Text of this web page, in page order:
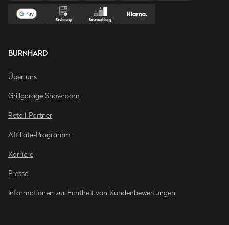
BURNHARD
Über uns
Grillgarage Showroom
Retail-Partner
Affiliate-Programm
Karriere
Presse
Informationen zur Echtheit von Kundenbewertungen